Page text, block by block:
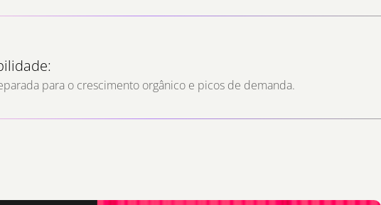
para o crescimento orgânico e picos de demanda.